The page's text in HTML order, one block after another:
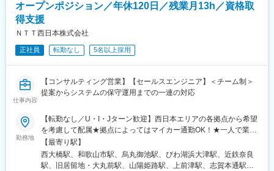
オープンポジション／年休120日／残業月13h／資格取
得支援
ＮＴＴ西日本株式会社
正社員 転勤なし 5名以上採用
仕事内容
【コンサルティング営業】【セールスエンジニア】＜チーム制＞
提案からシステムの保守運用までの一連の対応
勤務地
【転勤なし／U・I・Jターン歓迎】西日本エリアの各拠点から希望
を考慮して配属★拠点によってはマイカー通勤OK！★一人で業務
に取り組めるようになれば、在宅勤務（リモートワーク）・直行
直帰も可能■コンサルティング営業（奈良・宮崎以外）【関西】大
阪・和歌山・京都・滋賀・兵庫【東海】静岡・岐阜・三重【北
【最寄り駅】
西大橋駅、和歌山市駅、烏丸御池駅、びわ湖浜大津駅、近鉄奈良
駅、旧居留地・大丸前駅、山陽姫路駅、上前津駅、志賀本通駅、